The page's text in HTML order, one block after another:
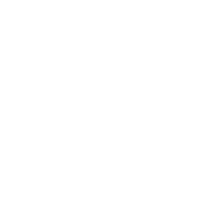
po zaslonu.